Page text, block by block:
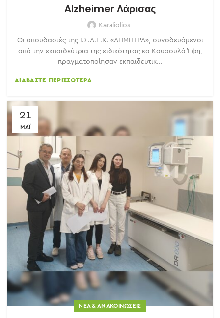
Alzheimer Λάρισας
Karaliolios
Οι σπουδαστές της Ι.Σ.Α.Ε.Κ. «ΔΗΜΗΤΡΑ», συνοδευόμενοι
από την εκπαιδεύτρια της ειδικότητας κα Κουσουλά Έφη,
πραγματοποίησαν εκπαιδευτικ...
ΔΙΑΒΆΣΤΕ ΠΕΡΙΣΣΌΤΕΡΑ
21
ΜΆΙ
ΝΈΑ & ΑΝΑΚΟΙΝΏΣΕΙΣ